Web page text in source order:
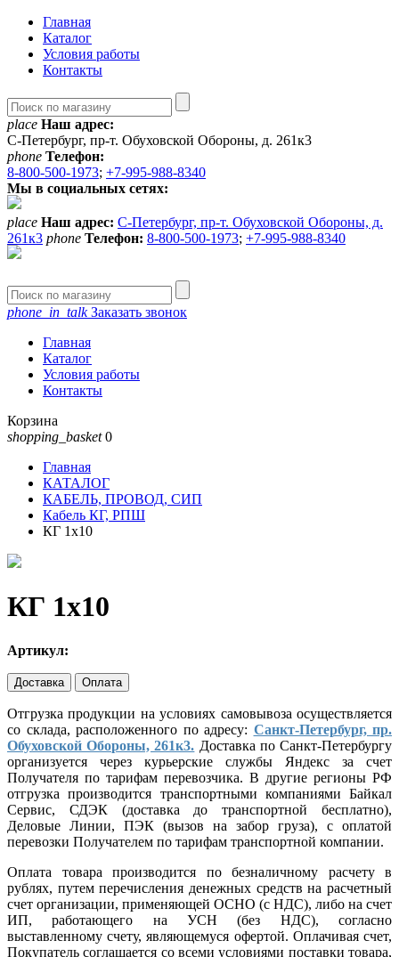
Главная
Каталог
Условия работы
Контакты
place Наш адрес:
С-Петербург, пр-т. Обуховской Обороны, д. 261к3
phone Телефон:
8-800-500-1973; +7-995-988-8340
Мы в социальных сетях:
place Наш адрес: С-Петербург, пр-т. Обуховской Обороны, д.
261к3 phone Телефон: 8-800-500-1973; +7-995-988-8340
phone_in_talkЗаказать звонок
Главная
Каталог
Условия работы
Контакты
Корзина
shopping_basket 0
Главная
КАТАЛОГ
КАБЕЛЬ, ПРОВОД, СИП
Кабель КГ, РПШ
КГ 1х10
КГ 1х10
Артикул:
Доставка Оплата
Отгрузка продукции на условиях самовывоза осуществляется
со склада, расположенного по адресу: Санкт-Петербург, пр.
Обуховской Обороны, 261к3. Доставка по Санкт-Петербургу
организуется через курьерские службы Яндекс за счет
Получателя по тарифам перевозчика. В другие регионы РФ
отгрузка производится транспортными компаниями Байкал
Сервис, СДЭК (доставка до транспортной бесплатно),
Деловые Линии, ПЭК (вызов на забор груза), с оплатой
перевозки Получателем по тарифам транспортной компании.
Оплата товара производится по безналичному расчету в
рублях, путем перечисления денежных средств на расчетный
счет организации, применяющей ОСНО (с НДС), либо на счет
ИП, работающего на УСН (без НДС), согласно
выставленному счету, являющемуся офертой. Оплачивая счет,
Покупатель соглашается со всеми условиями поставки товара,